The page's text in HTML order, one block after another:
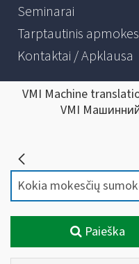
Seminarai
Tarptautinis
Kontaktai / Apklausa
VMI Machine
VMI
Paieška